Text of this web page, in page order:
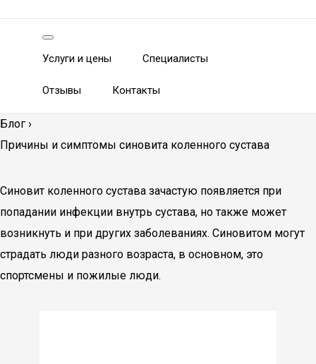
Услуги и цены Специалисты
Отзывы Контакты
Блог ›
Причины и симптомы синовита коленного сустава
Синовит коленного сустава зачастую появляется при
попадании инфекции внутрь сустава, но также может
возникнуть и при других заболеваниях. Синовитом могут
страдать люди разного возраста, в основном, это
спортсмены и пожилые люди.